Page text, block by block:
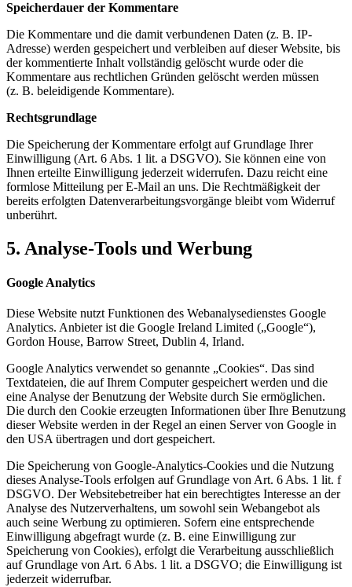
Speicherdauer der Kommentare
Die Kommentare und die damit verbundenen Daten (z. B. IP-
Adresse) werden gespeichert und verbleiben auf dieser Website, bis
der kommentierte Inhalt vollständig gelöscht wurde oder die
Kommentare aus rechtlichen Gründen gelöscht werden müssen
(z. B. beleidigende Kommentare).
Rechtsgrundlage
Die Speicherung der Kommentare erfolgt auf Grundlage Ihrer
Einwilligung (Art. 6 Abs. 1 lit. a DSGVO). Sie können eine von
Ihnen erteilte Einwilligung jederzeit widerrufen. Dazu reicht eine
formlose Mitteilung per E-Mail an uns. Die Rechtmäßigkeit der
bereits erfolgten Datenverarbeitungsvorgänge bleibt vom Widerruf
unberührt.
5. Analyse-Tools und Werbung
Google Analytics
Diese Website nutzt Funktionen des Webanalysedienstes Google
Analytics. Anbieter ist die Google Ireland Limited („Google“),
Gordon House, Barrow Street, Dublin 4, Irland.
Google Analytics verwendet so genannte „Cookies“. Das sind
Textdateien, die auf Ihrem Computer gespeichert werden und die
eine Analyse der Benutzung der Website durch Sie ermöglichen.
Die durch den Cookie erzeugten Informationen über Ihre Benutzung
dieser Website werden in der Regel an einen Server von Google in
den USA übertragen und dort gespeichert.
Die Speicherung von Google-Analytics-Cookies und die Nutzung
dieses Analyse-Tools erfolgen auf Grundlage von Art. 6 Abs. 1 lit. f
DSGVO. Der Websitebetreiber hat ein berechtigtes Interesse an der
Analyse des Nutzerverhaltens, um sowohl sein Webangebot als
auch seine Werbung zu optimieren. Sofern eine entsprechende
Einwilligung abgefragt wurde (z. B. eine Einwilligung zur
Speicherung von Cookies), erfolgt die Verarbeitung ausschließlich
auf Grundlage von Art. 6 Abs. 1 lit. a DSGVO; die Einwilligung ist
jederzeit widerrufbar.